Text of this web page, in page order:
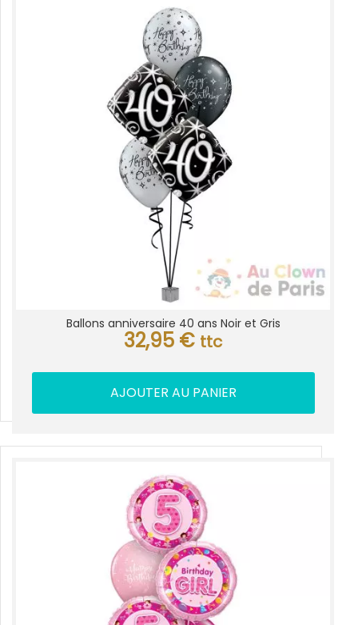
Ballons anniversaire 40 ans Noir et Gris
32,95 € ttc
AJOUTER AU PANIER